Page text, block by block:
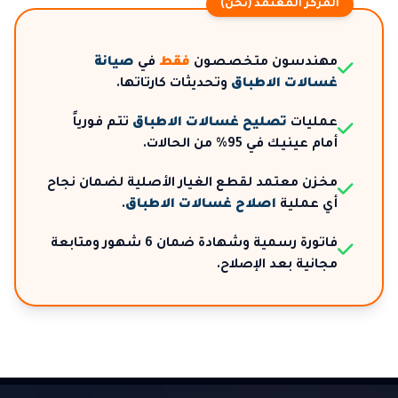
المركز المعتمد (نحن)
مهندسون متخصصون فقط في صيانة
غسالات الاطباق وتحديثات كارتاتها.
عمليات تصليح غسالات الاطباق تتم فورياً
أمام عينيك في 95% من الحالات.
مخزن معتمد لقطع الغيار الأصلية لضمان نجاح
أي عملية اصلاح غسالات الاطباق.
فاتورة رسمية وشهادة ضمان 6 شهور ومتابعة
مجانية بعد الإصلاح.